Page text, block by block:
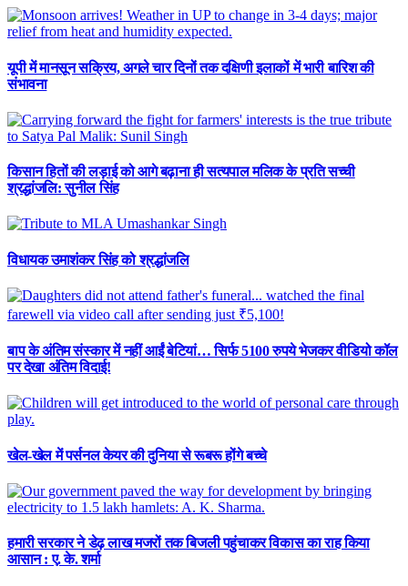
यूपी में मानसून सक्रिय, अगले चार दिनों तक दक्षिणी इलाकों में भारी बारिश की
संभावना
किसान हितों की लड़ाई को आगे बढ़ाना ही सत्यपाल मलिक के प्रति सच्ची
श्रद्धांजलि: सुनील सिंह
विधायक उमाशंकर सिंह को श्रद्धांजलि
बाप के अंतिम संस्कार में नहीं आईं बेटियां… सिर्फ 5100 रुपये भेजकर वीडियो कॉल
पर देखा अंतिम विदाई!
खेल-खेल में पर्सनल केयर की दुनिया से रूबरू होंगे बच्चे
हमारी सरकार ने डेढ़ लाख मजरों तक बिजली पहुंचाकर विकास का राह किया
आसान : ए. के. शर्मा